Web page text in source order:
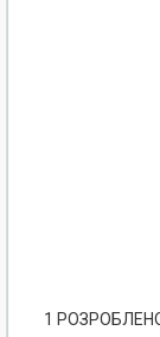
1 РОЗРОБЛЕНО: